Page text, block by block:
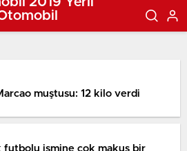
muştusu: 12 kilo verdi
futbolu ismine çok makus bir